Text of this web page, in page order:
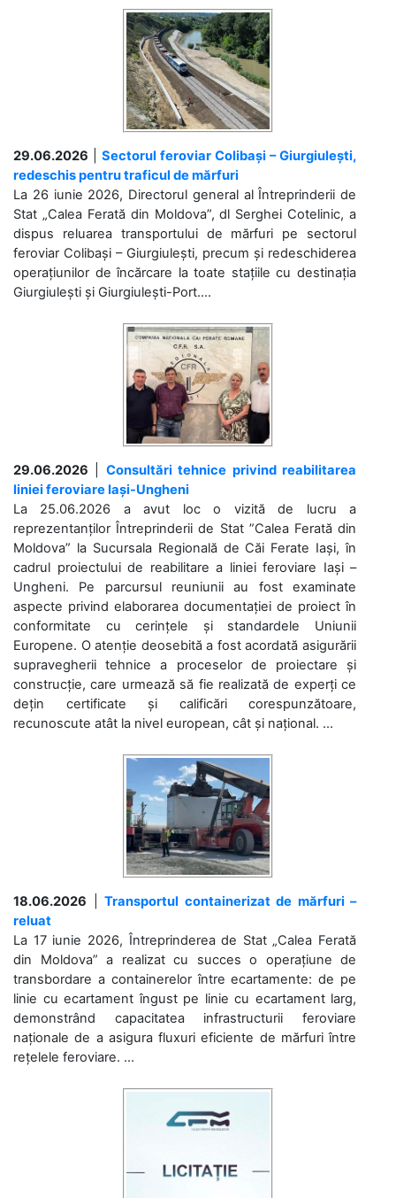
29.06.2026
Sectorul feroviar Colibași – Giurgiulești,
redeschis pentru traficul de mărfuri
La 26 iunie 2026, Directorul general al Întreprinderii de
Stat „Calea Ferată din Moldova”, dl Serghei Cotelinic, a
dispus reluarea transportului de mărfuri pe sectorul
feroviar Colibași – Giurgiulești, precum și redeschiderea
operațiunilor de încărcare la toate stațiile cu destinația
Giurgiulești și Giurgiulești-Port....
29.06.2026
Consultări tehnice privind reabilitarea
liniei feroviare Iași-Ungheni
La 25.06.2026 a avut loc o vizită de lucru a
reprezentanților Întreprinderii de Stat ”Calea Ferată din
Moldova” la Sucursala Regională de Căi Ferate Iași, în
cadrul proiectului de reabilitare a liniei feroviare Iași –
Ungheni. Pe parcursul reuniunii au fost examinate
aspecte privind elaborarea documentației de proiect în
conformitate cu cerințele și standardele Uniunii
Europene. O atenție deosebită a fost acordată asigurării
supravegherii tehnice a proceselor de proiectare și
construcție, care urmează să fie realizată de experți ce
dețin certificate și calificări corespunzătoare,
recunoscute atât la nivel european, cât și național. ...
18.06.2026
Transportul containerizat de mărfuri –
reluat
La 17 iunie 2026, Întreprinderea de Stat „Calea Ferată
din Moldova” a realizat cu succes o operațiune de
transbordare a containerelor între ecartamente: de pe
linie cu ecartament îngust pe linie cu ecartament larg,
demonstrând capacitatea infrastructurii feroviare
naționale de a asigura fluxuri eficiente de mărfuri între
rețelele feroviare. ...